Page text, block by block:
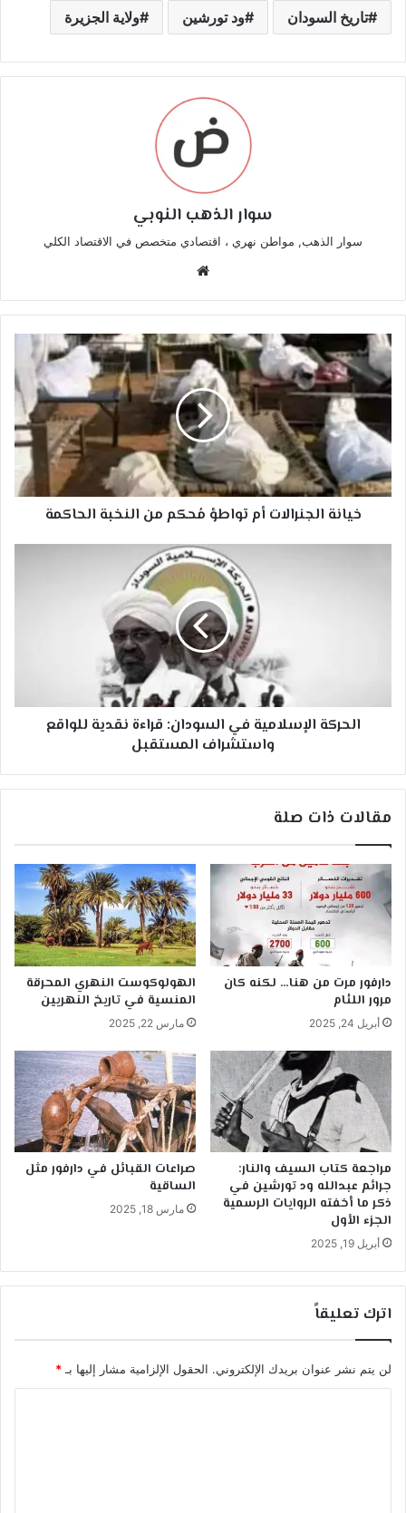
تاريخ السودان ود تورشين ولاية الجزيرة
سوار الذهب النوبي
سوار الذهب, مواطن نهري ، اقتصادي متخصص في الاقتصاد الكلي
خيانة
الجنرالات
أم
تواطؤ
من
النخبة
الحاكمة
خيانة الجنرالات أم تواطؤ مُحكم من النخبة الحاكمة
المستقبل
الحركة الإسلامية في السودان: قراءة نقدية للواقع
واستشراف المستقبل
مقالات ذات صلة
دارفور مرت من هنا… لكنه كان
مرور اللئام
أبريل 24, 2025
الهولوكوست النهري المحرقة
المنسية في تاريخ النهريين
مارس 22, 2025
مراجعة كتاب السيف والنار:
جرائم عبدالله ود تورشين في
ذكر ما أخفته الروايات الرسمية
الجزء الأول
أبريل 19, 2025
صراعات القبائل في دارفور مثل
الساقية
مارس 18, 2025
اترك تعليقاً
لن يتم نشر عنوان بريدك الإلكتروني. الحقول الإلزامية مشار إليها بـ*